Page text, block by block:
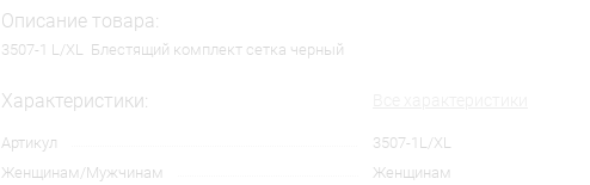
Описание товара:
3507-1 L/XL Блестящий комплект сетка черный
Характеристики:
Артикул
3507-1L/XL
Женщинам/Мужчинам
Женщинам